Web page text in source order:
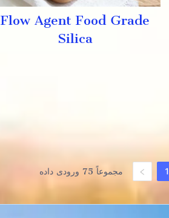
Flow Agent Food Grade
Silica
مجموعاً 75 ورودی داده 1